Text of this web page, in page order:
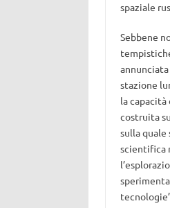
spaziale
Sebbene
annunciata
stazione
la
costruita
sulla
scientifica